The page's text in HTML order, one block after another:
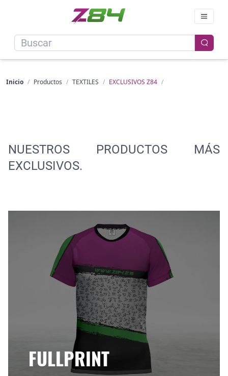
Inicio / Productos / TEXTILES / EXCLUSIVOS Z84 /
NUESTROS PRODUCTOS MÁS
EXCLUSIVOS.
FULLPRINT